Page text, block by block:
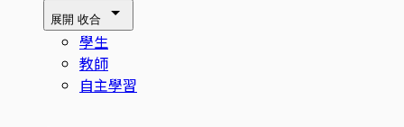
展開 收合
學生
教師
自主學習